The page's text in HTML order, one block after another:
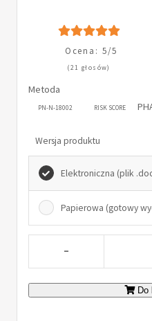
Ocena: 5/5
(21 głosów)
Metoda
PN-N-18002 RISK SCORE
Wersja produktu
Elektroniczna (plik
Papierowa (gotowy
-
Do